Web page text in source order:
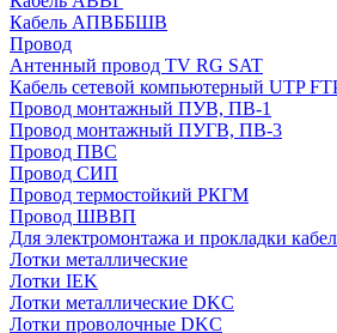
Кабель АПВББШВ
Провод
Антенный провод TV RG SAT
Кабель сетевой компьютерный UTP
Провод монтажный ПУВ, ПВ-1
Провод монтажный ПУГВ, ПВ-3
Провод ПВС
Провод СИП
Провод термостойкий РКГМ
Провод ШВВП
Для электромонтажа и прокладки
Лотки металлические
Лотки IEK
Лотки металлические DKC
Лотки проволочные DKC